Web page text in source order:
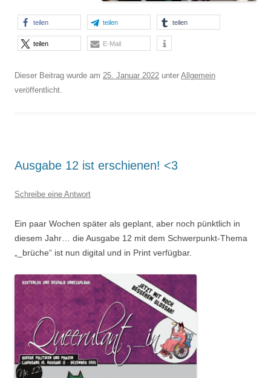
teilen teilen teilen
teilen E-Mail
Dieser Beitrag wurde am 25. Januar 2022 unter Allgemein
veröffentlicht.
Ausgabe 12 ist erschienen! <3
Schreibe eine Antwort
Ein paar Wochen später als geplant, aber noch pünktlich in
diesem Jahr… die Ausgabe 12 mit dem Schwerpunkt-Thema
„_brüche“ ist nun digital und in Print verfügbar.